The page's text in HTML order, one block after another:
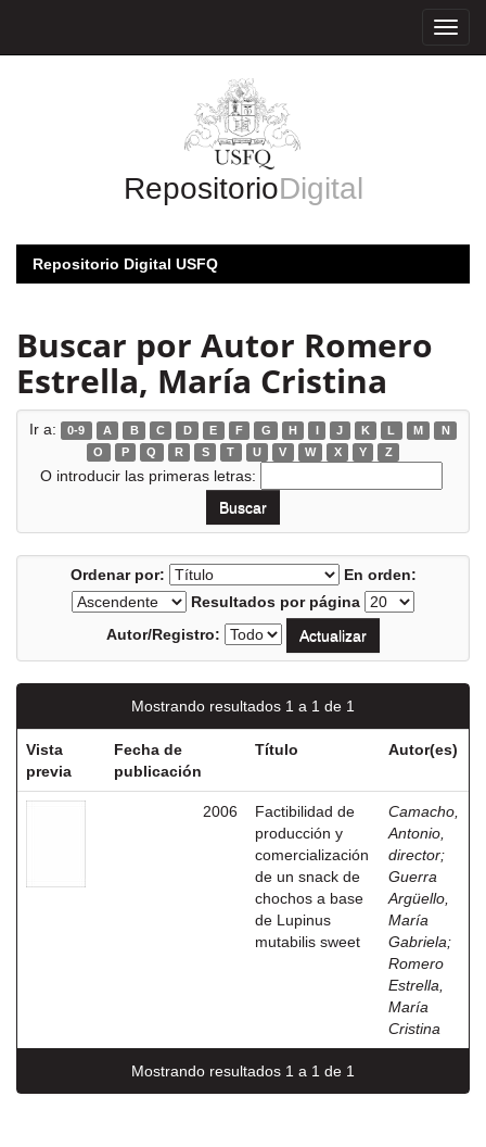
RepositorioDigital
Repositorio Digital USFQ
Buscar por Autor Romero
Estrella, María Cristina
Ir a: 0-9 A B C D E F G H I J K L M
N
O
P Q R S T U V W X Y Z
O introducir las primeras letras:
Ordenar por:
En orden:
Resultados por página
Autor/Registro:
Mostrando resultados 1 a 1 de 1
Vista
previa
Fecha de
publicación
Título Autor(es)
2006
Factibilidad de
producción y
comercialización
de un snack de
chochos a base
de Lupinus
mutabilis sweet
Camacho,
Antonio,
director;
Guerra
Argüello,
María
Gabriela;
Romero
Estrella,
María
Cristina
Mostrando resultados 1 a 1 de 1